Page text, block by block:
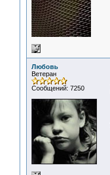
Любовь
Ветеран
Сообщений: 7250